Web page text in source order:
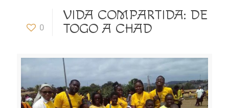
0
VIDA COMPARTIDA: DE
TOGO A CHAD